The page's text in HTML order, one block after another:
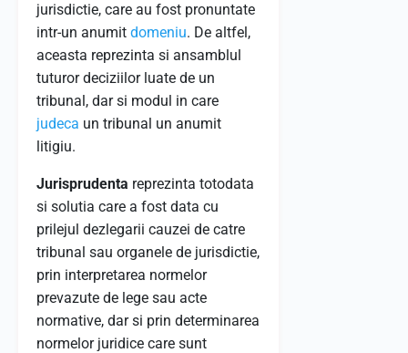
jurisdictie, care au fost pronuntate
intr-un anumit domeniu. De altfel,
aceasta reprezinta si ansamblul
tuturor deciziilor luate de un
tribunal, dar si modul in care
judeca un tribunal un anumit
litigiu.
Jurisprudenta reprezinta totodata
si solutia care a fost data cu
prilejul dezlegarii cauzei de catre
tribunal sau organele de jurisdictie,
prin interpretarea normelor
prevazute de lege sau acte
normative, dar si prin determinarea
normelor juridice care sunt